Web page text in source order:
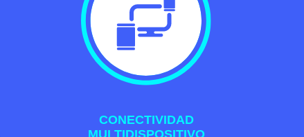
CONECTIVIDAD
MULTIDISPOSITIVO